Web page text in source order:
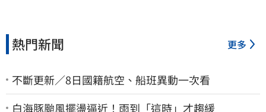
熱門新聞 更多
不斷更新／8日國籍航空、船班異動一次看
白海豚颱風擺盪逼近！雨到「這時」才趨緩